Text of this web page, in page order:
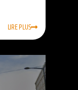
LIRE PLUS